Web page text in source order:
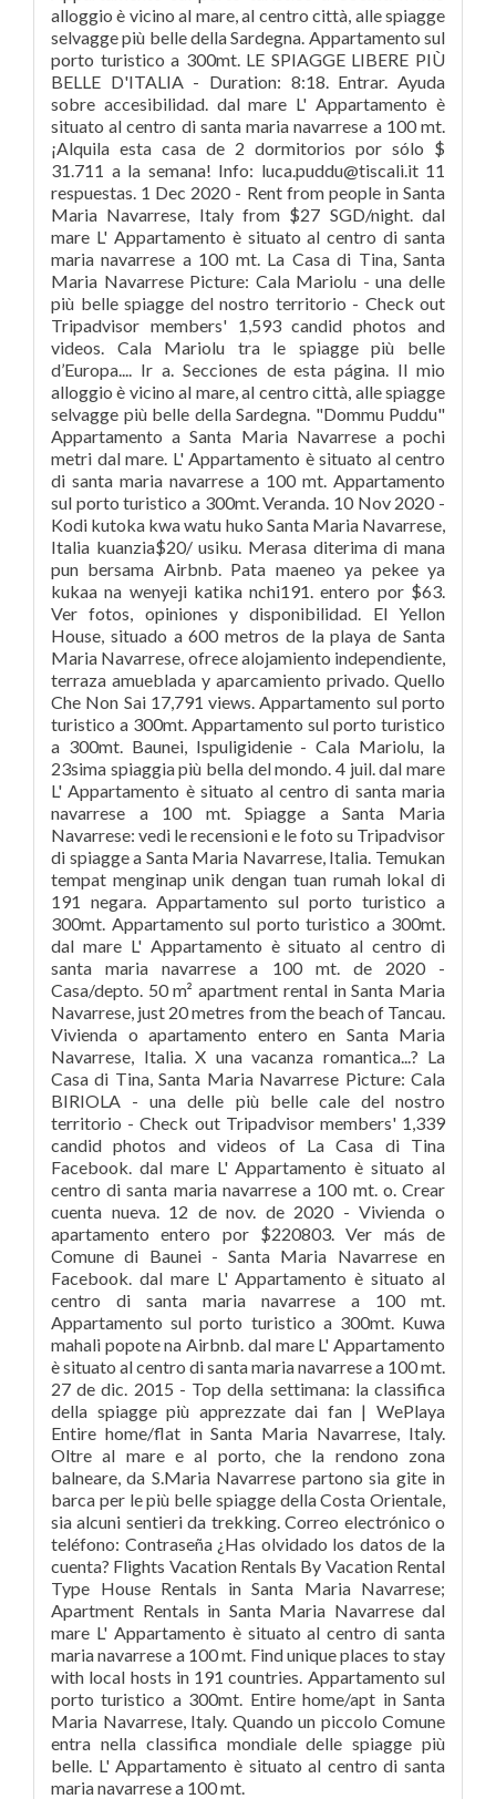
alloggio è vicino al mare, al centro città, alle spiagge
selvagge più belle della Sardegna. Appartamento sul
porto turistico a 300mt. LE SPIAGGE LIBERE PIÙ
BELLE D'ITALIA - Duration: 8:18. Entrar. Ayuda
sobre accesibilidad. dal mare L' Appartamento è
situato al centro di santa maria navarrese a 100 mt.
¡Alquila esta casa de 2 dormitorios por sólo $
31.711 a la semana! Info: luca.puddu@tiscali.it 11
respuestas. 1 Dec 2020 - Rent from people in Santa
Maria Navarrese, Italy from $27 SGD/night. dal
mare L' Appartamento è situato al centro di santa
maria navarrese a 100 mt. La Casa di Tina, Santa
Maria Navarrese Picture: Cala Mariolu - una delle
più belle spiagge del nostro territorio - Check out
Tripadvisor members' 1,593 candid photos and
videos. Cala Mariolu tra le spiagge più belle
d’Europa.... Ir a. Secciones de esta página. Il mio
alloggio è vicino al mare, al centro città, alle spiagge
selvagge più belle della Sardegna. "Dommu Puddu"
Appartamento a Santa Maria Navarrese a pochi
metri dal mare. L' Appartamento è situato al centro
di santa maria navarrese a 100 mt. Appartamento
sul porto turistico a 300mt. Veranda. 10 Nov 2020 -
Kodi kutoka kwa watu huko Santa Maria Navarrese,
Italia kuanzia$20/ usiku. Merasa diterima di mana
pun bersama Airbnb. Pata maeneo ya pekee ya
kukaa na wenyeji katika nchi191. entero por $63.
Ver fotos, opiniones y disponibilidad. El Yellon
House, situado a 600 metros de la playa de Santa
Maria Navarrese, ofrece alojamiento independiente,
terraza amueblada y aparcamiento privado. Quello
Che Non Sai 17,791 views. Appartamento sul porto
turistico a 300mt. Appartamento sul porto turistico
a 300mt. Baunei, Ispuligidenie - Cala Mariolu, la
23sima spiaggia più bella del mondo. 4 juil. dal mare
L' Appartamento è situato al centro di santa maria
navarrese a 100 mt. Spiagge a Santa Maria
Navarrese: vedi le recensioni e le foto su Tripadvisor
di spiagge a Santa Maria Navarrese, Italia. Temukan
tempat menginap unik dengan tuan rumah lokal di
191 negara. Appartamento sul porto turistico a
300mt. Appartamento sul porto turistico a 300mt.
dal mare L' Appartamento è situato al centro di
santa maria navarrese a 100 mt. de 2020 -
Casa/depto. 50 m² apartment rental in Santa Maria
Navarrese, just 20 metres from the beach of Tancau.
Vivienda o apartamento entero en Santa Maria
Navarrese, Italia. X una vacanza romantica...? La
Casa di Tina, Santa Maria Navarrese Picture: Cala
BIRIOLA - una delle più belle cale del nostro
territorio - Check out Tripadvisor members' 1,339
candid photos and videos of La Casa di Tina
Facebook. dal mare L' Appartamento è situato al
centro di santa maria navarrese a 100 mt. o. Crear
cuenta nueva. 12 de nov. de 2020 - Vivienda o
apartamento entero por $220803. Ver más de
Comune di Baunei - Santa Maria Navarrese en
Facebook. dal mare L' Appartamento è situato al
centro di santa maria navarrese a 100 mt.
Appartamento sul porto turistico a 300mt. Kuwa
mahali popote na Airbnb. dal mare L' Appartamento
è situato al centro di santa maria navarrese a 100 mt.
27 de dic. 2015 - Top della settimana: la classifica
della spiagge più apprezzate dai fan | WePlaya
Entire home/flat in Santa Maria Navarrese, Italy.
Oltre al mare e al porto, che la rendono zona
balneare, da S.Maria Navarrese partono sia gite in
barca per le più belle spiagge della Costa Orientale,
sia alcuni sentieri da trekking. Correo electrónico o
teléfono: Contraseña ¿Has olvidado los datos de la
cuenta? Flights Vacation Rentals By Vacation Rental
Type House Rentals in Santa Maria Navarrese;
Apartment Rentals in Santa Maria Navarrese dal
mare L' Appartamento è situato al centro di santa
maria navarrese a 100 mt. Find unique places to stay
with local hosts in 191 countries. Appartamento sul
porto turistico a 300mt. Entire home/apt in Santa
Maria Navarrese, Italy. Quando un piccolo Comune
entra nella classifica mondiale delle spiagge più
belle. L' Appartamento è situato al centro di santa
maria navarrese a 100 mt.